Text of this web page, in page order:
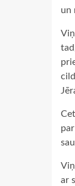
un
ar